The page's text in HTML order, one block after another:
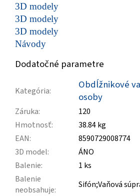
3D modely
3D modely
3D modely
Návody
Dodatočné parametre
Kategória:
Obdĺžnikové
osoby
Záruka:
120
Hmotnosť:
38.84 kg
EAN:
8590729008774
3D model:
ÁNO
Balenie:
1 ks
Balenie
neobsahuje:
Sifón;Vaňová